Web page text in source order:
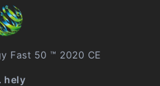
Fast 50 ™ 2020 CE
hely